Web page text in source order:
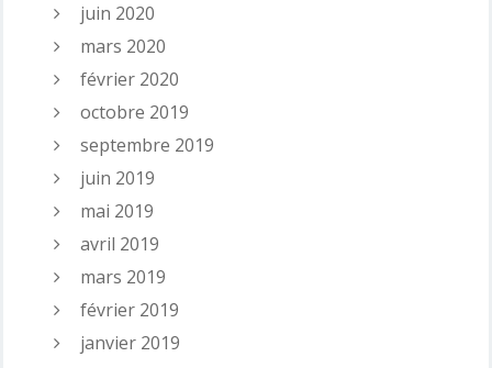
juin 2020
mars 2020
février 2020
octobre 2019
septembre 2019
juin 2019
mai 2019
avril 2019
mars 2019
février 2019
janvier 2019